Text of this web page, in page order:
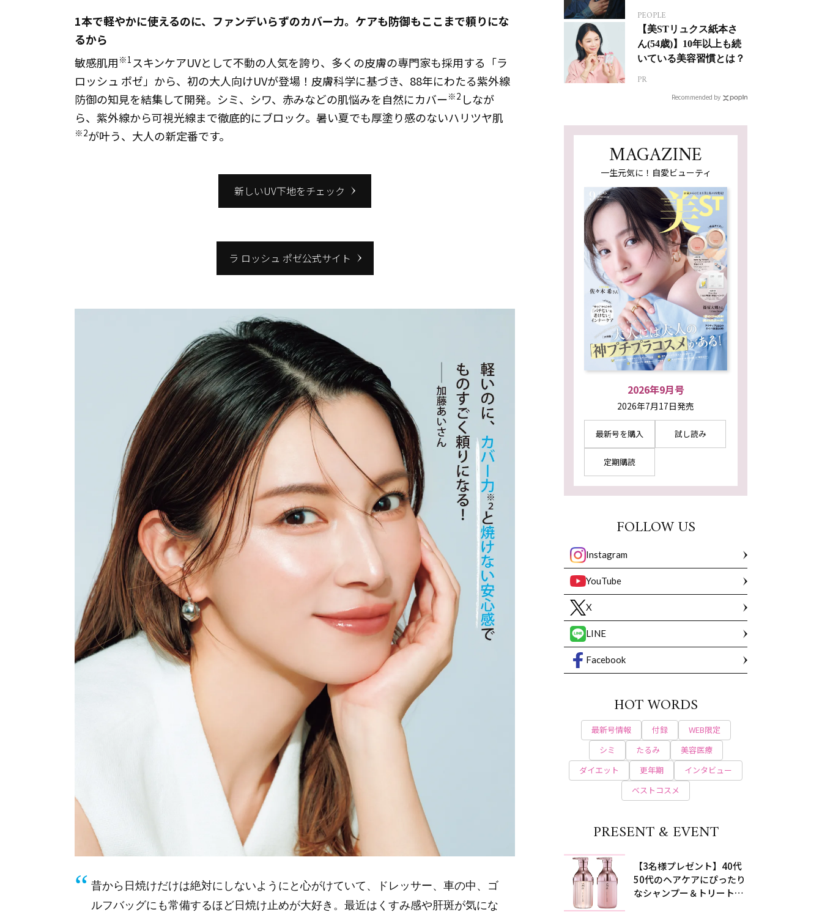
1本で軽やかに使えるのに、ファンデいらずのカバー力。ケアも防御もここまで頼りにな
るから
敏感肌用 ※1 スキンケアUVとして不動の人気を誇り、多くの皮膚の専門家も採用する「ラ
ロッシュ ポゼ」から、初の大人向けUVが登場！皮膚科学に基づき、88年にわたる紫外線
防御の知見を結集して開発。シミ、シワ、赤みなどの肌悩みを自然にカバー※2 しなが
ら、紫外線から可視光線まで徹底的にブロック。暑い夏でも厚塗り感のないハリツヤ肌
※2が叶う、大人の新定番です。
新しいUV下地をチェック
ラ ロッシュ ポゼ公式サイト
昔から日焼けだけは絶対にしないようにと心がけていて、ドレッサー、車の中、ゴ
ルフバッグにも常備するほど日焼け止めが大好き。最近はくすみ感や肝斑が気にな
ジカルへの挑戦
PEOPLE
【美STリュクス紙本さ
ん(54歳)】10年以上も続
いている美容習慣とは？
PR
Recommended by
MAGAZINE
一生元気に！自愛ビューティ
2026年9月号
2026年7月17日発売
最新号を購入 試し読み
定期購読
FOLLOW US
Instagram
YouTube
X
LINE
Facebook
HOT WORDS
最新号情報 付録
WEB限定
シミ
たるみ
美容医療
ダイエット
更年期
インタビュー
ベストコスメ
PRESENT & EVENT
【3名様プレゼント】40代
50代のヘアケアにぴったり
なシャンプー＆トリートメ